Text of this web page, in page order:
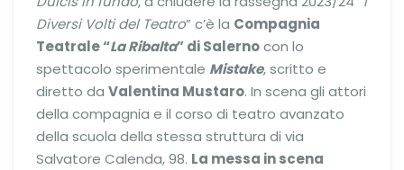
Diversi Volti del Teatro” c’è la Compagnia
Teatrale “La Ribalta” di Salernocon lo
spettacolo sperimentale Mistake, scritto e
diretto da Valentina Mustaro. In scena gli attori
della compagnia e il corso di teatro avanzato
della scuola della stessa struttura di via
Salvatore Calenda, 98. La messa in scena